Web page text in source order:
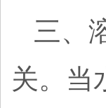
三、
关。当